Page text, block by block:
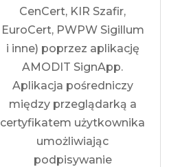
CenCert, KIR Szafir,
EuroCert, PWPW Sigillum
i inne) poprzez aplikację
AMODIT SignApp.
Aplikacja pośredniczy
między przeglądarką a
certyfikatem użytkownika
umożliwiając
podpisywanie